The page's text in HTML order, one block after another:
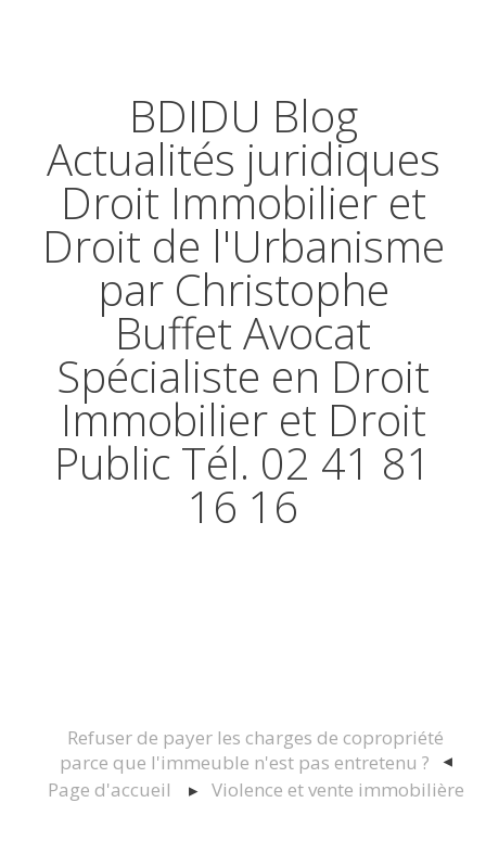
BDIDU Blog
Actualités juridiques
Droit Immobilier et
Droit de l'Urbanisme
par Christophe
Buffet Avocat
Spécialiste en Droit
Immobilier et Droit
Public Tél. 02 41 81
16 16
Refuser de payer les charges de copropriété
parce que l'immeuble n'est pas entretenu ?
Page d'accueil
Violence et vente immobilière